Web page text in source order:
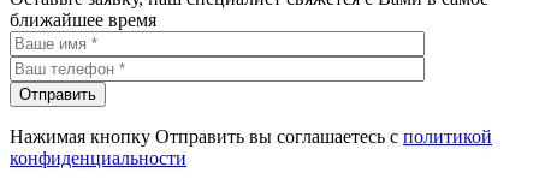
ближайшее время
Нажимая кнопку Отправить вы соглашаетесь с политикой
конфиденциальности